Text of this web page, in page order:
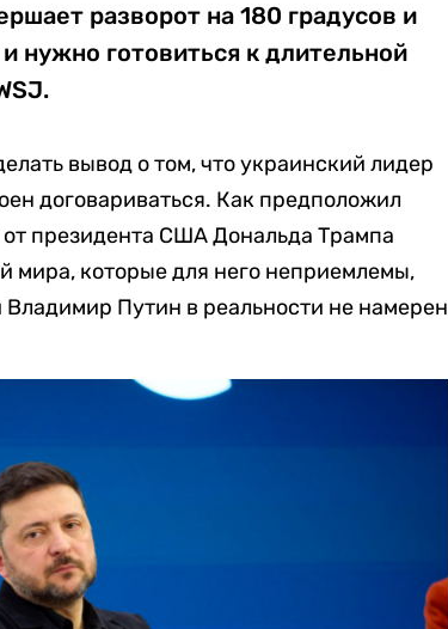
разворот на 180 градусов и
нужно готовиться к длительной
вывод о том, что украинский лидер
договариваться. Как предположил
президента США Дональда Трампа
мира, которые для него неприемлемы,
Путин в реальности не намерен